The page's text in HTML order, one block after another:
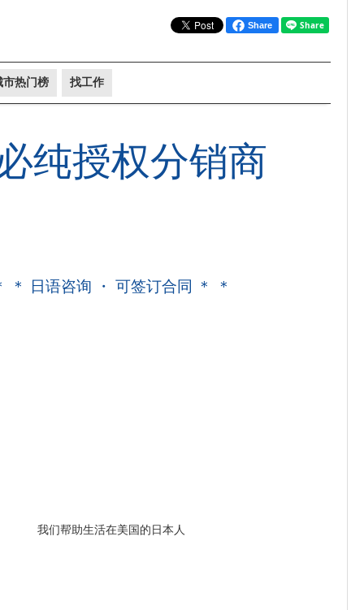
Share
市热门榜 找工作
纯授权分销商
＊ 日语咨询 ・ 可签订合同 ＊ ＊